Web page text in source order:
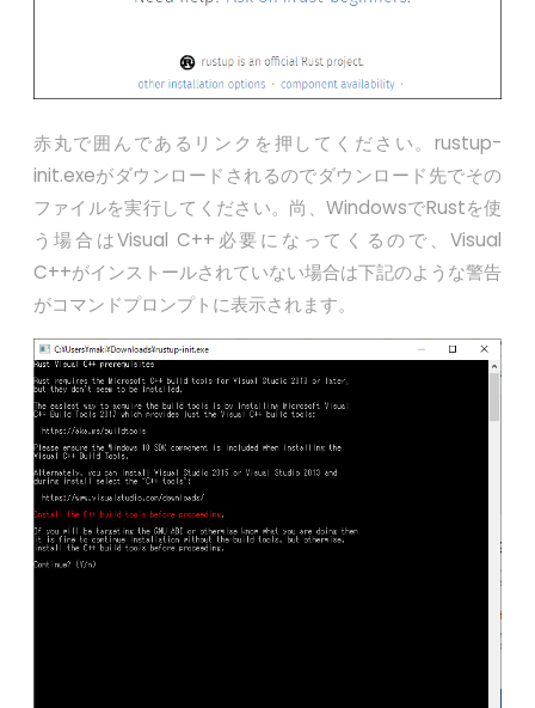
赤丸で囲んであるリンクを押してください。rustup-
init.exeがダウンロードされるのでダウンロード先でその
ファイルを実行してください。尚、WindowsでRustを使
う場合はVisual C++必要になってくるので、Visual
C++がインストールされていない場合は下記のような警告
がコマンドプロンプトに表示されます。